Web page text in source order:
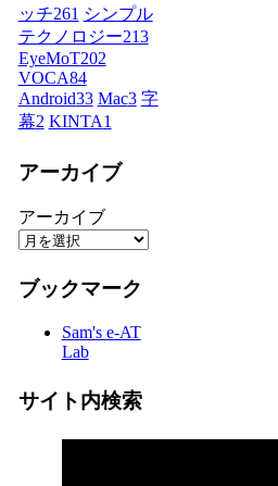
ッチ261 シンプル
テクノロジー213
EyeMoT202
VOCA84
Android33 Mac3 字
幕2 KINTA1
アーカイブ
アーカイブ
ブックマーク
Sam's e-AT
Lab
サイト内検索